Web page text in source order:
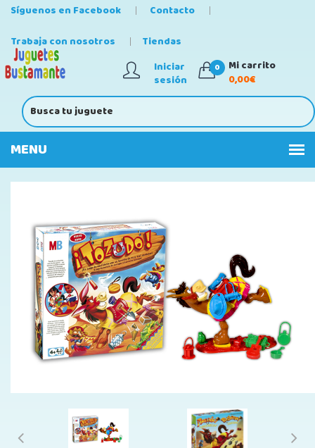
Síguenos en Facebook
Contacto
Trabaja con nosotros
Tiendas
Iniciar
sesión
0
Mi carrito
0,00€